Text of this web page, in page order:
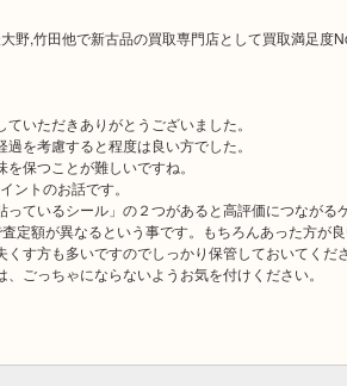
野,竹田他で新古品の買取専門店として買取満足度
いただきありがとうございました。
を考慮すると程度は良い方でした。
保つことが難しいですね。
トのお話です。
ているシール」の２つがあると高評価につながる
額が異なるという事です。もちろんあった方が
す方も多いですのでしっかり保管しておいてくだ
ごっちゃにならないようお気を付けください。